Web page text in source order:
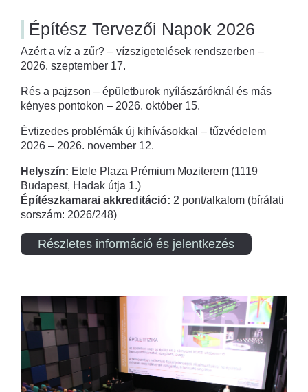
Építész Tervezői Napok 2026
Azért a víz a zűr? – vízszigetelések rendszerben –
2026. szeptember 17.
Rés a pajzson – épületburok nyílászáróknál és más
kényes pontokon – 2026. október 15.
Évtizedes problémák új kihívásokkal – tűzvédelem
2026 – 2026. november 12.
Helyszín: Etele Plaza Prémium Moziterem (1119
Budapest, Hadak útja 1.)
Építészkamarai akkreditáció: 2 pont/alkalom (bírálati
sorszám: 2026/248)
Részletes információ és jelentkezés